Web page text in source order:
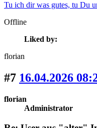
Tu ich dir was gutes, tu Du
Offline
Liked by:
florian
#7 16.04.2026
florian
Administrator